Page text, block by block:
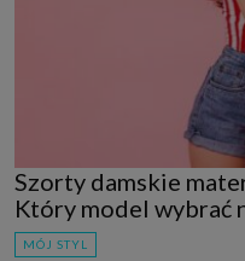
Szorty damskie
Który model wybrać
MÓJ STYL